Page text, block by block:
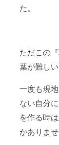
た。
ただこの
葉が難しい
一度も現
ない自分
を作る時
かありませ